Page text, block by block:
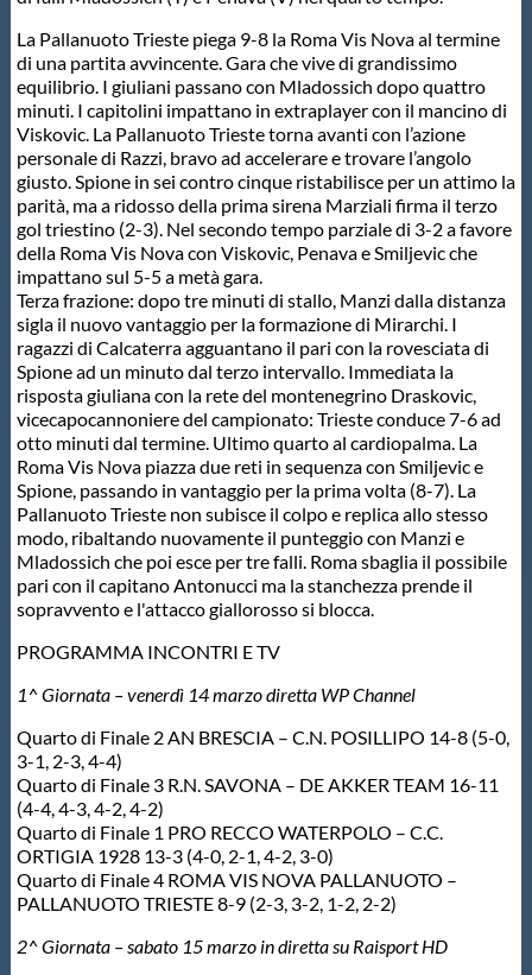
La Pallanuoto Trieste piega 9-8 la Roma Vis Nova al termine
di una partita avvincente. Gara che vive di grandissimo
equilibrio. I giuliani passano con Mladossich dopo quattro
minuti. I capitolini impattano in extraplayer con il mancino di
Viskovic. La Pallanuoto Trieste torna avanti con l’azione
personale di Razzi, bravo ad accelerare e trovare l’angolo
giusto. Spione in sei contro cinque ristabilisce per un attimo la
parità, ma a ridosso della prima sirena Marziali firma il terzo
gol triestino (2-3). Nel secondo tempo parziale di 3-2 a favore
della Roma Vis Nova con Viskovic, Penava e Smiljevic che
impattano sul 5-5 a metà gara.
Terza frazione: dopo tre minuti di stallo, Manzi dalla distanza
sigla il nuovo vantaggio per la formazione di Mirarchi. I
ragazzi di Calcaterra agguantano il pari con la rovesciata di
Spione ad un minuto dal terzo intervallo. Immediata la
risposta giuliana con la rete del montenegrino Draskovic,
vicecapocannoniere del campionato: Trieste conduce 7-6 ad
otto minuti dal termine. Ultimo quarto al cardiopalma. La
Roma Vis Nova piazza due reti in sequenza con Smiljevic e
Spione, passando in vantaggio per la prima volta (8-7). La
Pallanuoto Trieste non subisce il colpo e replica allo stesso
modo, ribaltando nuovamente il punteggio con Manzi e
Mladossich che poi esce per tre falli. Roma sbaglia il possibile
pari con il capitano Antonucci ma la stanchezza prende il
sopravvento e l'attacco giallorosso si blocca.
PROGRAMMA INCONTRI E TV
1^ Giornata – venerdì 14 marzo diretta WP Channel
Quarto di Finale 2 AN BRESCIA – C.N. POSILLIPO 14-8 (5-0,
3-1, 2-3, 4-4)
Quarto di Finale 3 R.N. SAVONA – DE AKKER TEAM 16-11
(4-4, 4-3, 4-2, 4-2)
Quarto di Finale 1 PRO RECCO WATERPOLO – C.C.
ORTIGIA 1928 13-3 (4-0, 2-1, 4-2, 3-0)
Quarto di Finale 4 ROMA VIS NOVA PALLANUOTO –
PALLANUOTO TRIESTE 8-9 (2-3, 3-2, 1-2, 2-2)
2^ Giornata – sabato 15 marzo in diretta su Raisport HD